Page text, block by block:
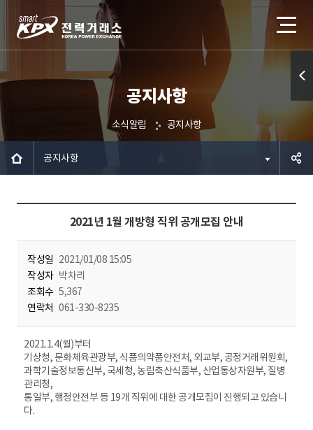
공지사항
소식알림 공지사항
공지사항
2021년 1월 개방형 직위 공개모집 안내
작성일 2021/01/08 15:05
작성자 박차리
조회수 5,367
연락처 061-330-8235
2021.1.4(월)부터
기상청, 문화체육관광부, 식품의약품안전처, 외교부, 공정거래위원회,
과학기술정보통신부, 국세청, 농림축산식품부, 산업통상자원부, 질병
관리청,
통일부, 행정안전부 등 19개 직위에 대한 공개모집이 진행되고 있습니
다.